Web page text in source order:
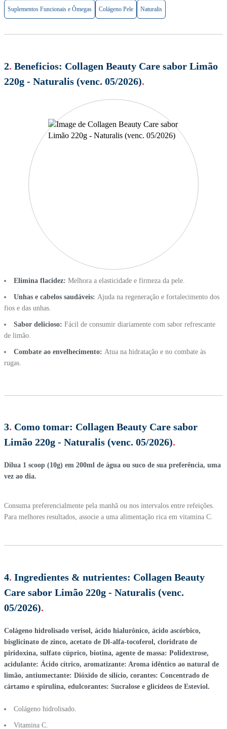
Suplementos Funcionais e Ômegas Colágeno Pele Naturalis
2. Beneficios: Collagen Beauty Care sabor Limão
220g - Naturalis (venc. 05/2026).
Elimina flacidez: Melhora a elasticidade e firmeza da pele.
Unhas e cabelos saudáveis: Ajuda na regeneração e fortalecimento dos
fios e das unhas.
Sabor delicioso: Fácil de consumir diariamente com sabor refrescante
de limão.
Combate ao envelhecimento: Atua na hidratação e no combate às
rugas.
3. Como tomar: Collagen Beauty Care sabor
Limão 220g - Naturalis (venc. 05/2026).
Dilua 1 scoop (10g) em 200ml de água ou suco de sua preferência, uma
vez ao dia.
Consuma preferencialmente pela manhã ou nos intervalos entre refeições.
Para melhores resultados, associe a uma alimentação rica em vitamina C.
4. Ingredientes & nutrientes: Collagen Beauty
Care sabor Limão 220g - Naturalis (venc.
05/2026).
Colágeno hidrolisado verisol, ácido hialurônico, ácido ascórbico,
bisglicinato de zinco, acetato de Dl-alfa-tocoferol, cloridrato de
piridoxina, sulfato cúprico, biotina, agente de massa: Polidextrose,
acidulante: Ácido cítrico, aromatizante: Aroma idêntico ao natural de
limão, antiumectante: Dióxido de silício, corantes: Concentrado de
cártamo e spirulina, edulcorantes: Sucralose e glicídeos de Esteviol.
Colágeno hidrolisado.
Vitamina C.